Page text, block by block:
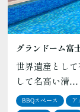
グランドーム富
世界遺産とし
して名高い清…
BBQスペース ア